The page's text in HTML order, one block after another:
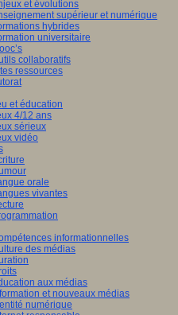
et évolutions
supérieur et numérique
hybrides
universitaire
collaboratifs
ressources
et éducation
4/12 ans
sérieux
vidéo
orale
vivantes
informationnelles
des médias
aux médias
et nouveaux médias
numérique